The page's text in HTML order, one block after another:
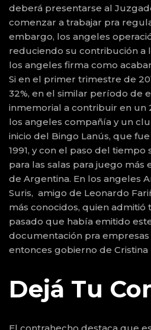
deberá presentarse al
comenzar a trabajar pra
embargo, los angeles
reduciendo su contribución a
los angeles firma como
Si en el primer trimestre de
32%, en el similar período de
inmemorial a contribuir en un
los angeles compañía y un
inicio del Bingo Lanús, que
1991, y con el paso del tiempo
para las salas para juego más
de Argentina. En los angeles
Suris, amigo de Leonardo
más conocidos, quien admitió
pasado que había emitido
documentación pra empresas
entonces gobierno de Cristina
Dejá Tu